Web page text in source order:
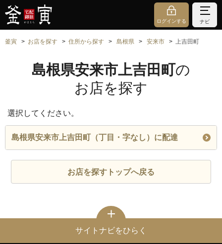
ログインする ナビ
釜寅 お店を探す 住所から探す 島根県 安来市 上吉田町
島根県安来市上吉田町の
お店を探す
選択してください。
島根県安来市上吉田町（丁目・字なし）に配達
お店を探すトップへ戻る
サイトナビをひらく